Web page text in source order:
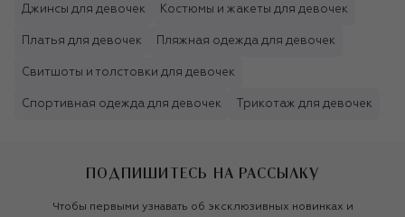
Джинсы для девочек Костюмы и жакеты для девочек
Платья для девочек Пляжная одежда для девочек
Свитшоты и толстовки для девочек
Спортивная одежда для девочек Трикотаж для девочек
ПОДПИШИТЕСЬ НА РАССЫЛКУ
Чтобы первыми узнавать об эксклюзивных новинках и